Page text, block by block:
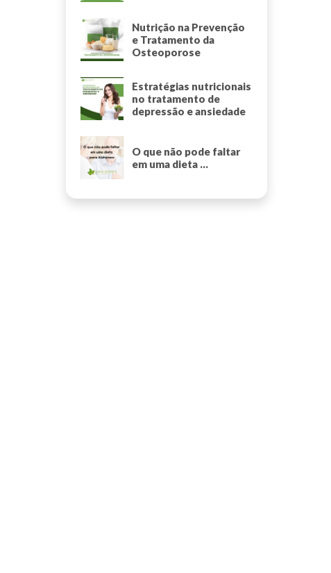
Nutrição na Prevenção
e Tratamento da
Osteoporose
Estratégias nutricionais
no tratamento de
depressão e ansiedade
O que não pode faltar
em uma dieta ...